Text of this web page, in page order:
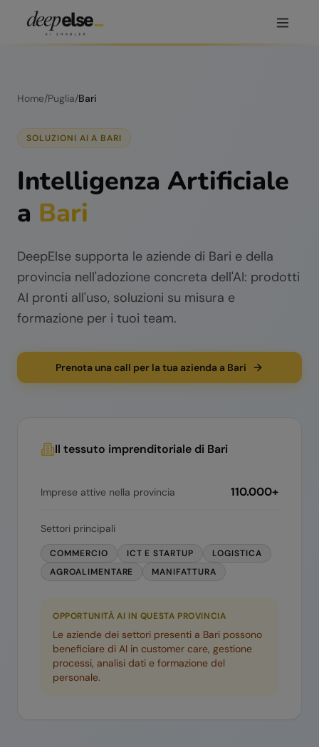
Home/Puglia/Bari
SOLUZIONI AI A BARI
Intelligenza Artificiale
a Bari
DeepElse supporta le aziende di Bari e della
provincia nell'adozione concreta dell'AI: prodotti
AI pronti all'uso, soluzioni su misura e
formazione per i tuoi team.
Prenota una call per la tua azienda a Bari
Il tessuto imprenditoriale di Bari
Imprese attive nella provincia 110.000+
Settori principali
COMMERCIO ICT E STARTUP
LOGISTICA
AGROALIMENTARE
MANIFATTURA
OPPORTUNITÀ AI IN QUESTA PROVINCIA
Le aziende dei settori presenti a Bari possono
beneficiare di AI in customer care, gestione
processi, analisi dati e formazione del
personale.